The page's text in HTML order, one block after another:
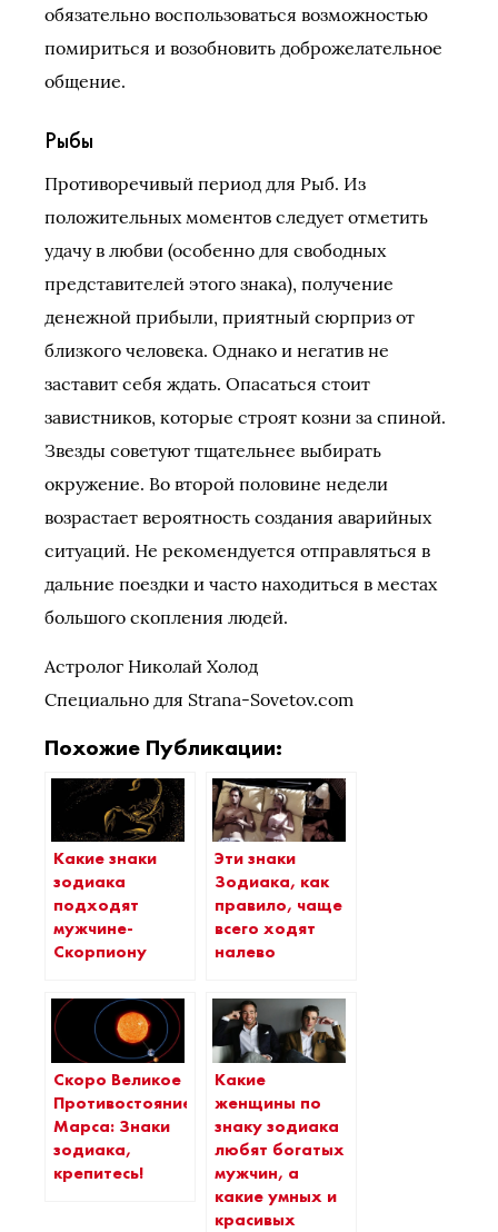
обязательно воспользоваться возможностью
помириться и возобновить доброжелательное
общение.
Рыбы
Противоречивый период для Рыб. Из
положительных моментов следует отметить
удачу в любви (особенно для свободных
представителей этого знака), получение
денежной прибыли, приятный сюрприз от
близкого человека. Однако и негатив не
заставит себя ждать. Опасаться стоит
завистников, которые строят козни за спиной.
Звезды советуют тщательнее выбирать
окружение. Во второй половине недели
возрастает вероятность создания аварийных
ситуаций. Не рекомендуется отправляться в
дальние поездки и часто находиться в местах
большого скопления людей.
Астролог Николай Холод
Специально для Strana-Sovetov.com
Похожие Публикации:
Какие знаки
зодиака
подходят
мужчине-
Скорпиону
Эти знаки
Зодиака, как
правило, чаще
всего ходят
налево
Скоро Великое
Противостояние
Марса: Знаки
зодиака,
крепитесь!
Какие
женщины по
знаку зодиака
любят богатых
мужчин, а
какие умных и
красивых